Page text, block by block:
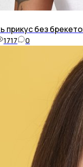
прикус без
1717 0